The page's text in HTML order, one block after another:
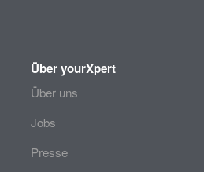
Über yourXpert
Über uns
Jobs
Presse